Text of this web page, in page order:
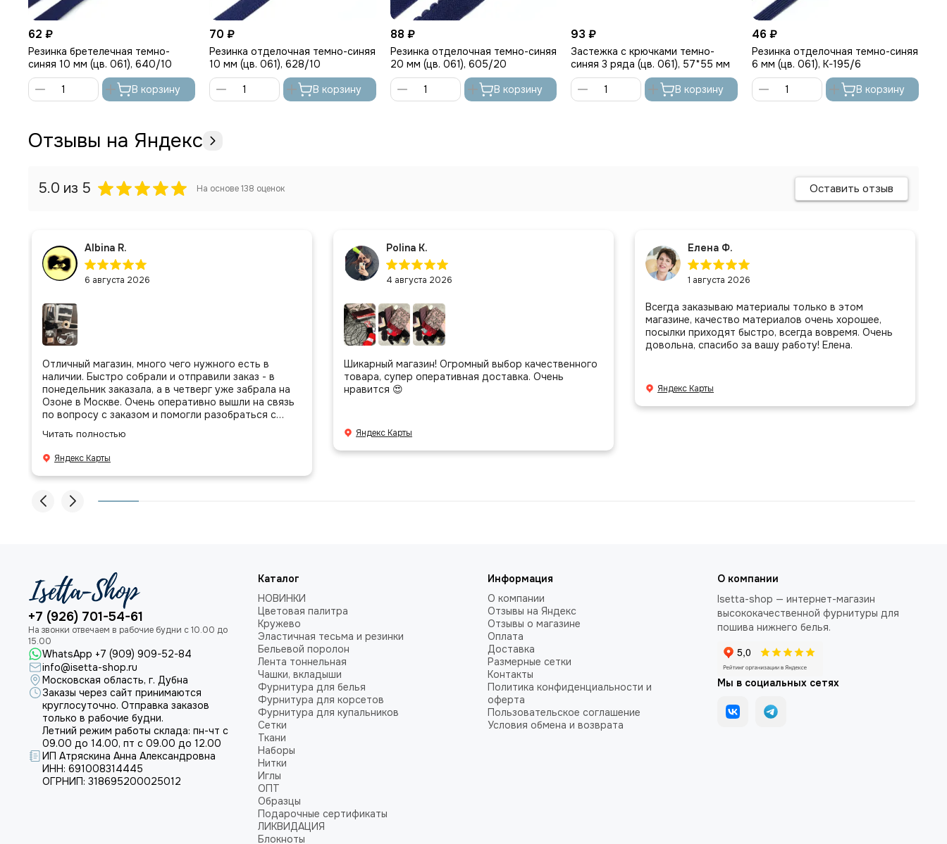
62 ₽
Резинка бретелечная темно-
синяя 10 мм (цв. 061), 640/10
В корзину
70 ₽
Резинка отделочная темно-синяя
10 мм (цв. 061), 628/10
В корзину
88 ₽
Резинка отделочная темно-синяя
20 мм (цв. 061), 605/20
В корзину
93 ₽
Застежка с крючками темно-
синяя 3 ряда (цв. 061), 57*55 мм
В корзину
46 ₽
Резинка отделочная темно-синяя
6 мм (цв. 061), K-195/6
В корзину
Отзывы на Яндекс
5.0 из 5 На основе138 оценок Оставить отзыв
Albina R.
6 августа 2026
Отличный магазин, много чего нужного есть в
наличии. Быстро собрали и отправили заказ - в
понедельник заказала, а в четверг уже забрала на
Озоне в Москве. Очень оперативно вышли на связь
по вопросу с заказом и помогли разобраться с
сложено, подписано и даже есть подарочек, очень
приятно. Спасибо большое команде!
Читать полностью
Яндекс Карты
Polina K.
4 августа 2026
Шикарный магазин! Огромный выбор качественного
товара, супер оперативная доставка. Очень
нравится 😍
Яндекс Карты
Елена Ф.
1 августа 2026
Всегда заказываю материалы только в этом
магазине, качество материалов очень хорошее,
посылки приходят быстро, всегда вовремя. Очень
довольна, спасибо за вашу работу! Елена.
Яндекс Карты
+7 (926) 701-54-61
WhatsApp +7 (909) 909-52-84
info@isetta-shop.ru
Московская область, г. Дубна
Заказы через сайт принимаются
круглосуточно. Отправка заказов
только в рабочие будни.
Летний режим работы склада: пн-чт с
09.00 до 14.00, пт с 09.00 до 12.00
ИП Атряскина Анна Александровна
ИНН: 691008314445
ОГРНИП: 318695200025012
Каталог
НОВИНКИ
Цветовая палитра
Кружево
Эластичная тесьма и резинки
Бельевой поролон
Лента тоннельная
Чашки, вкладыши
Фурнитура для белья
Фурнитура для корсетов
Фурнитура для купальников
Сетки
Ткани
Наборы
Нитки
Иглы
ОПТ
Образцы
Подарочные сертификаты
ЛИКВИДАЦИЯ
Блокноты
Информация
О компании
Отзывы на Яндекс
Отзывы о магазине
Оплата
Доставка
Размерные сетки
Контакты
Политика конфиденциальности и
оферта
Пользовательское соглашение
Условия обмена и возврата
О компании
Isetta-shop — интернет-магазин
высококачественной фурнитуры для
пошива нижнего белья.
Мы в социальных сетях